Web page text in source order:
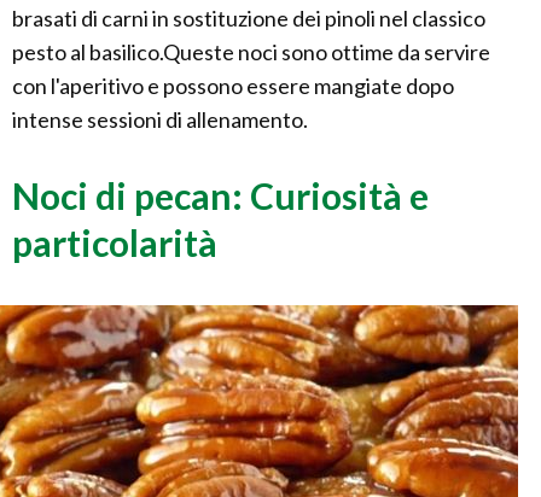
brasati di carni in sostituzione dei pinoli nel classico
pesto al basilico.Queste noci sono ottime da servire
con l'aperitivo e possono essere mangiate dopo
intense sessioni di allenamento.
Noci di pecan: Curiosità e
particolarità